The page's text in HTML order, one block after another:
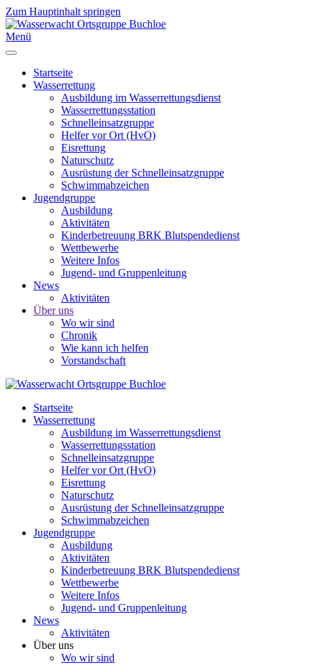
Zum Hauptinhalt springen
Menü
Startseite
Wasserrettung
Ausbildung im Wasserrettungsdienst
Wasserrettungsstation
Schnelleinsatzgruppe
Helfer vor Ort (HvO)
Eisrettung
Naturschutz
Ausrüstung der Schnelleinsatzgruppe
Schwimmabzeichen
Jugendgruppe
Ausbildung
Aktivitäten
Kinderbetreuung BRK Blutspendedienst
Wettbewerbe
Weitere Infos
Jugend- und Gruppenleitung
News
Aktivitäten
Über uns
Wo wir sind
Chronik
Wie kann ich helfen
Vorstandschaft
Startseite
Wasserrettung
Ausbildung im Wasserrettungsdienst
Wasserrettungsstation
Schnelleinsatzgruppe
Helfer vor Ort (HvO)
Eisrettung
Naturschutz
Ausrüstung der Schnelleinsatzgruppe
Schwimmabzeichen
Jugendgruppe
Ausbildung
Aktivitäten
Kinderbetreuung BRK Blutspendedienst
Wettbewerbe
Weitere Infos
Jugend- und Gruppenleitung
News
Aktivitäten
Über uns
Wo wir sind